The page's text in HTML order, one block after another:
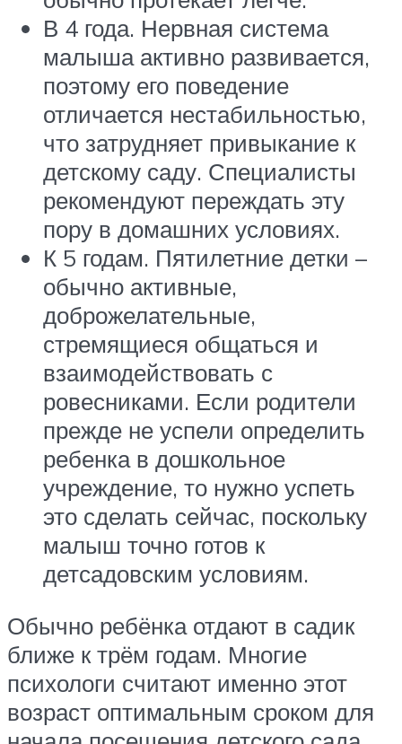
В 4 года. Нервная система
малыша активно развивается,
поэтому его поведение
отличается нестабильностью,
что затрудняет привыкание к
детскому саду. Специалисты
рекомендуют переждать эту
пору в домашних условиях.
К 5 годам. Пятилетние детки –
обычно активные,
доброжелательные,
стремящиеся общаться и
взаимодействовать с
ровесниками. Если родители
прежде не успели определить
ребенка в дошкольное
учреждение, то нужно успеть
это сделать сейчас, поскольку
малыш точно готов к
детсадовским условиям.
Обычно ребёнка отдают в садик
ближе к трём годам. Многие
психологи считают именно этот
возраст оптимальным сроком для